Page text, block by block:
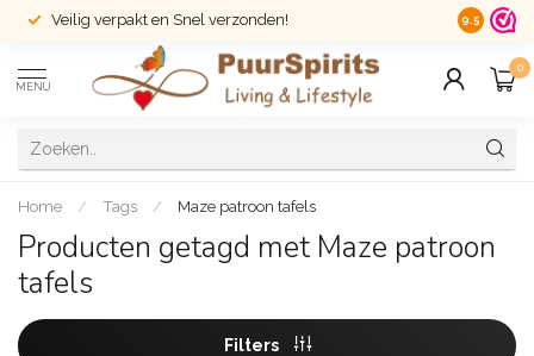
Veilig verpakt en Snel verzonden! 14 dagen
9.5
MENU
0
Home / Tags / Maze patroon tafels
Producten getagd met Maze patroon
tafels
Filters